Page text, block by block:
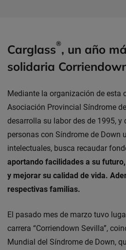
Carglass®, un año
solidaria
Mediante la organización de esta
Asociación Provincial Síndrome
desarrolla su labor des de 1995, y
personas con Síndrome de Down
intelectuales, busca recaudar
aportando facilidades a su
y mejorar su calidad de vida.
respectivas familias.
El pasado mes de marzo tuvo
carrera “Corriendown Sevilla”,
Mundial del Síndrome de Down,